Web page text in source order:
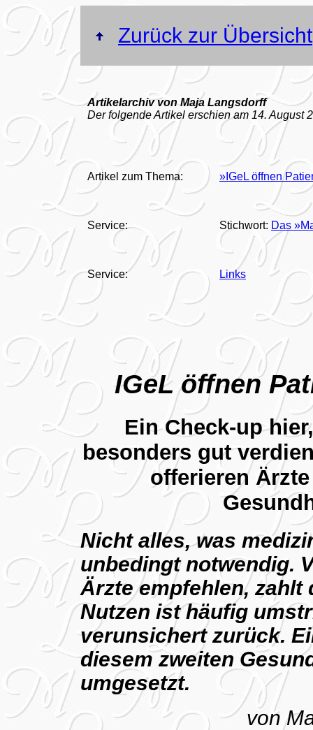
Zurück zur Übersicht
Artikelarchiv von Maja Langsdorff
Der folgende Artikel erschien am 14. August
Artikel zum Thema: »IGeL öffnen
Service: Stichwort: Das
Service: Links
IGeL öffnen
Ein Check-up
besonders gut
offerieren
Nicht alles, was
unbedingt notwendig.
Ärzte empfehlen, zahlt
Nutzen ist häufig
verunsichert zurück.
diesem zweiten
umgesetzt.
von